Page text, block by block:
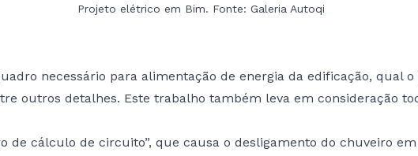
Projeto elétrico em Bim. Fonte: Galeria Autoqi
necessário para alimentação de energia da edificação, qual
outros detalhes. Este trabalho também leva em consideração
de cálculo de circuito”, que causa o desligamento do chuveiro